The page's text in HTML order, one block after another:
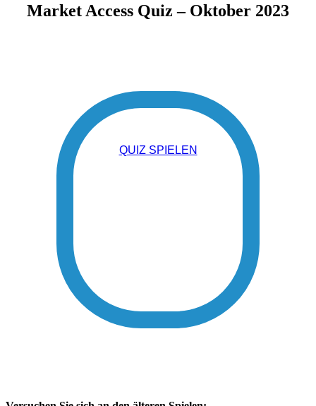
Market Access Quiz – Oktober 2023
QUIZ SPIELEN